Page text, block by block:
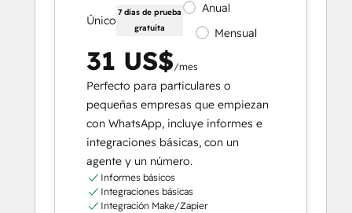
Único
7 días de prueba
gratuita
Anual
Mensual
31 US$/mes
Perfecto para particulares o
pequeñas empresas que empiezan
con WhatsApp, incluye informes e
integraciones básicas, con un
agente y un número.
Informes básicos
Integraciones básicas
Integración Make/Zapier